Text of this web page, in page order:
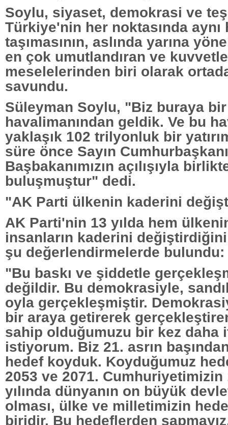
Soylu, siyaset, demokrasi ve
Türkiye'nin her noktasında aynı
taşımasının, aslında yarına
en çok umutlandıran ve
meselelerinden biri olarak
savundu.
Süleyman Soylu, "Biz buraya bir
havalimanından geldik. Ve bu
yaklaşık 102 trilyonluk bir
süre önce Sayın
Başbakanımızın açılışıyla
buluşmuştur" dedi.
"AK Parti ülkenin kaderini
AK Parti'nin 13 yılda hem
insanların kaderini
şu değerlendirmelerde bulundu:
"Bu baskı ve şiddetle
değildir. Bu demokrasiyle,
oyla gerçekleşmiştir.
bir araya getirerek
sahip olduğumuzu bir kez daha
istiyorum. Biz 21. asrın
hedef koyduk. Koyduğumuz
2053 ve 2071. Cumhuriyetimizin
yılında dünyanın on büyük
olması, ülke ve milletimizin
biridir. Bu hedeflerden